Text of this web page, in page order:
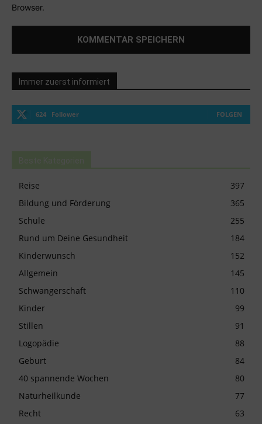
Browser.
Immer zuerst informiert
624 Follower FOLGEN
Reise
397
Bildung und Förderung
365
Schule
255
Rund um Deine Gesundheit
184
Kinderwunsch
152
Allgemein
145
Schwangerschaft
110
Kinder
99
Stillen
91
Logopädie
88
Geburt
84
40 spannende Wochen
80
Naturheilkunde
77
Recht
63